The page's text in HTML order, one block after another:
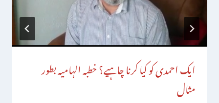
ایک احمدی کو کیا کرنا چاہیے؟ خطبہ الہامیہ بطور
مثال